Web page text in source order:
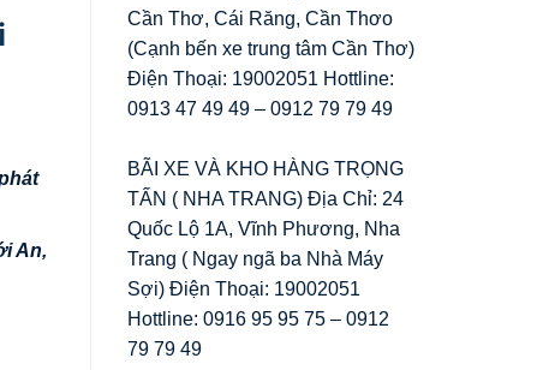
An,
Cần Thơ, Cái Răng, Cần Thơo
(Cạnh bến xe trung tâm Cần Thơ)
Điện Thoại: 19002051 Hottline:
0913 47 49 49 – 0912 79 79 49
BÃI XE VÀ KHO HÀNG TRỌNG
TẤN ( NHA TRANG) Địa Chỉ: 24
Quốc Lộ 1A, Vĩnh Phương, Nha
Trang ( Ngay ngã ba Nhà Máy
Sợi) Điện Thoại: 19002051
Hottline: 0916 95 95 75 – 0912
79 79 49